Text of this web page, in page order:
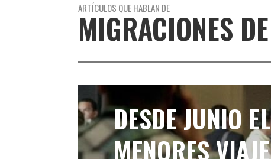
ARTÍCULOS QUE HABLAN DE
MIGRACIONES
DESDE JUNIO
MENORES